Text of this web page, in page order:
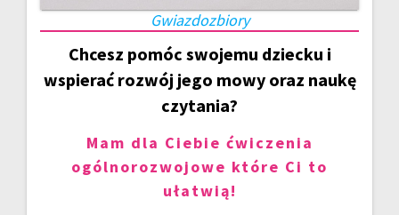
Gwiazdozbiory
Chcesz pomóc swojemu dziecku i
wspierać rozwój jego mowy oraz naukę
czytania?
Mam dla Ciebie ćwiczenia
ogólnorozwojowe które Ci to
ułatwią!